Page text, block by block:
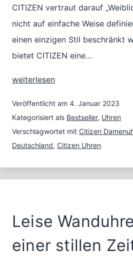
CITIZEN vertraut darauf
nicht auf einfache Weise
einen einzigen Stil beschränkt
bietet CITIZEN eine…
CITIZEN
stellt
die
Frage:
Klassisch,
oder
filigran?
weiterlesen
Veröffentlicht am 4. Januar 2023
Kategorisiert als Bestseller, Uhren
Verschlagwortet mit Citizen
Deutschland, Citizen Uhren
Leise
einer stillen